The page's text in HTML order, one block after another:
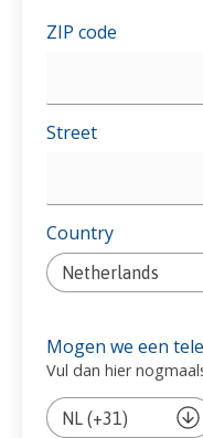
Adres
kaart
ZIP code
Street
Country
Mogen we een
Vul dan hier